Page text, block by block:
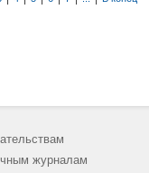
журналам